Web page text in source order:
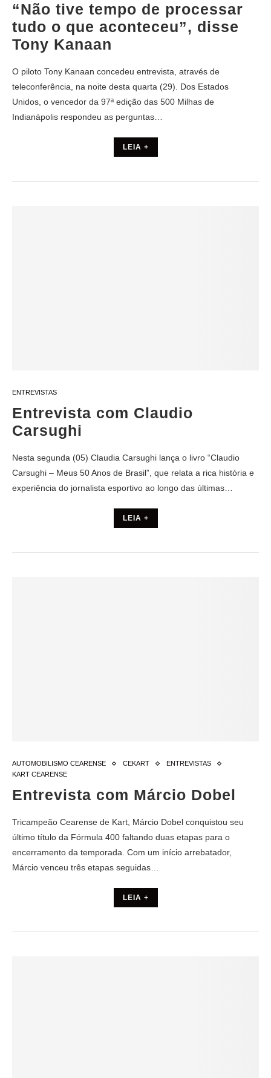
“Não tive tempo de processar
tudo o que aconteceu”, disse
Tony Kanaan
O piloto Tony Kanaan concedeu entrevista, através de
teleconferência, na noite desta quarta (29). Dos Estados
Unidos, o vencedor da 97ª edição das 500 Milhas de
Indianápolis respondeu as perguntas…
LEIA +
ENTREVISTAS
Entrevista com Claudio
Carsughi
Nesta segunda (05) Claudia Carsughi lança o livro “Claudio
Carsughi – Meus 50 Anos de Brasil”, que relata a rica história e
experiência do jornalista esportivo ao longo das últimas…
LEIA +
AUTOMOBILISMO CEARENSE CEKART
ENTREVISTAS
KART CEARENSE
Entrevista com Márcio Dobel
Tricampeão Cearense de Kart, Márcio Dobel conquistou seu
último título da Fórmula 400 faltando duas etapas para o
encerramento da temporada. Com um início arrebatador,
Márcio venceu três etapas seguidas…
LEIA +